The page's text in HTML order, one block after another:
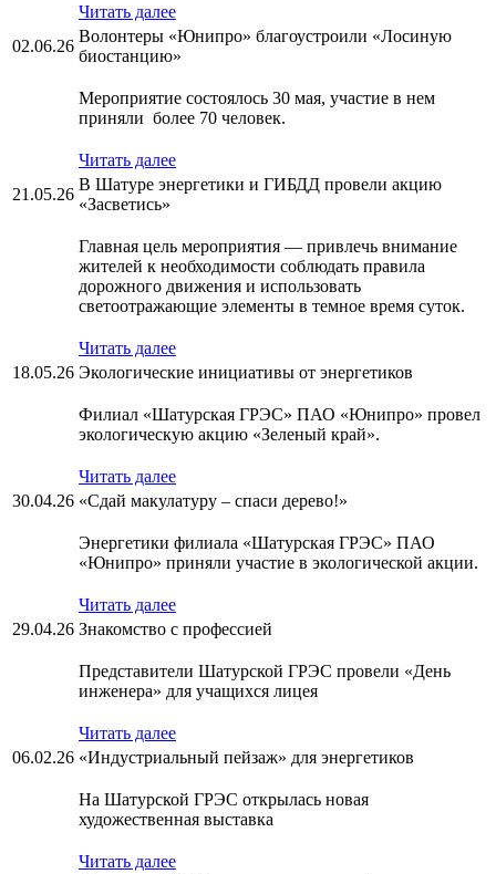
Читать далее
02.06.26
Волонтеры «Юнипро» благоустроили «Лосиную
биостанцию»
Мероприятие состоялось 30 мая, участие в нем
приняли более 70 человек.
Читать далее
21.05.26
В Шатуре энергетики и ГИБДД провели акцию
«Засветись»
Главная цель мероприятия — привлечь внимание
жителей к необходимости соблюдать правила
дорожного движения и использовать
светоотражающие элементы в темное время суток.
Читать далее
18.05.26 Экологические инициативы от энергетиков
Филиал «Шатурская ГРЭС» ПАО «Юнипро» провел
экологическую акцию «Зеленый край».
Читать далее
30.04.26 «Сдай макулатуру – спаси дерево!»
Энергетики филиала «Шатурская ГРЭС» ПАО
«Юнипро» приняли участие в экологической акции.
Читать далее
29.04.26 Знакомство с профессией
Представители Шатурской ГРЭС провели «День
инженера» для учащихся лицея
Читать далее
06.02.26 «Индустриальный пейзаж» для энергетиков
На Шатурской ГРЭС открылась новая
художественная выставка
Читать далее